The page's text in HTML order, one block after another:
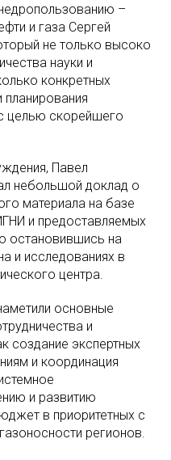
–
и газа Сергей
не только высоко
науки и
конкретных
целью скорейшего
Павел
небольшой доклад о
материала на базе
и предоставляемых
остановившись на
и исследованиях в
центра.
основные
и
создание экспертных
и координация
и развитию
в приоритетных с
регионов.